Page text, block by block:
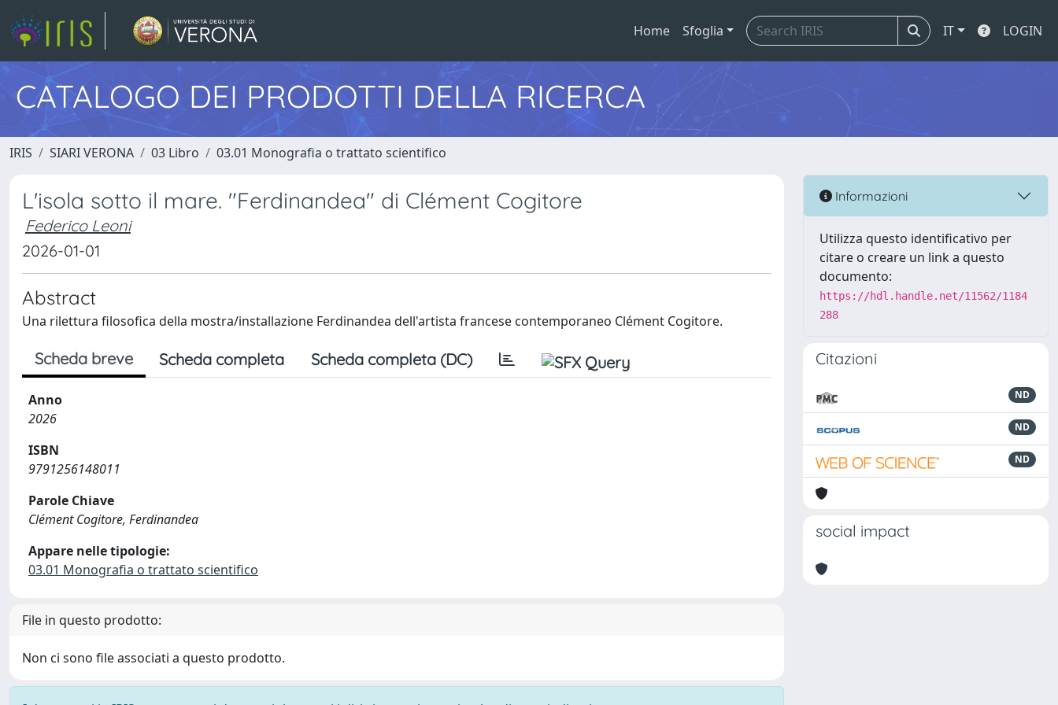
Home Sfoglia IT LOGIN
CATALOGO DEI PRODOTTI DELLA RICERCA
IRIS SIARI VERONA 03 Libro 03.01 Monografia o trattato scientifico
L'isola sotto il mare. "Ferdinandea" di Clément Cogitore
Federico Leoni
2026-01-01
Abstract
Una rilettura filosofica della mostra/installazione Ferdinandea dell'artista francese contemporaneo Clément Cogitore.
Scheda breve Scheda completa Scheda completa (DC)
Anno
2026
ISBN
9791256148011
Parole Chiave
Clément Cogitore, Ferdinandea
Appare nelle tipologie:
03.01 Monografia o trattato scientifico
File in questo prodotto:
Non ci sono file associati a questo prodotto.
Informazioni
Utilizza questo identificativo per
citare o creare un link a questo
documento:
https://hdl.handle.net/11562/1184
288
Citazioni
ND
ND
ND
social impact